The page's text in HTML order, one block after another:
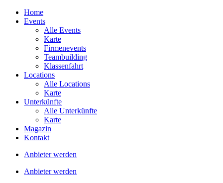
Home
Events
Alle Events
Karte
Firmenevents
Teambuilding
Klassenfahrt
Locations
Alle Locations
Karte
Unterkünfte
Alle Unterkünfte
Karte
Magazin
Kontakt
Anbieter werden
Anbieter werden